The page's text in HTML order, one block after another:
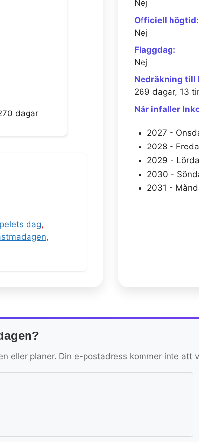
dagar
dag,
,
Nej
Officiell högtid:
Nej
Flaggdag:
Nej
Nedräkning till
269 dagar, 13
När infaller
2027 -
2028 -
2029 -
2030 -
2031 -
eller planer. Din e-postadress kommer inte att